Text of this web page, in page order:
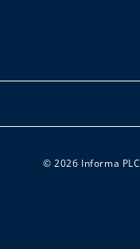
© 2026 Informa PLC